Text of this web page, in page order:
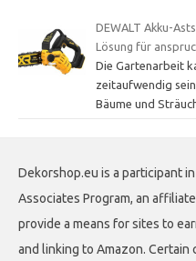
DEWALT Akku-
Lösung für
Die Gartenarbeit
zeitaufwendig
Bäume und
Dekorshop.eu is a participant
Associates Program, an
provide a means for sites to
and linking to Amazon.